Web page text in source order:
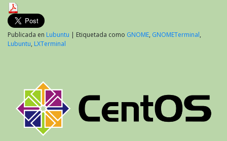
Publicada en Lubuntu | Etiquetada como GNOME, GNOMETerminal,
Lubuntu, LXTerminal